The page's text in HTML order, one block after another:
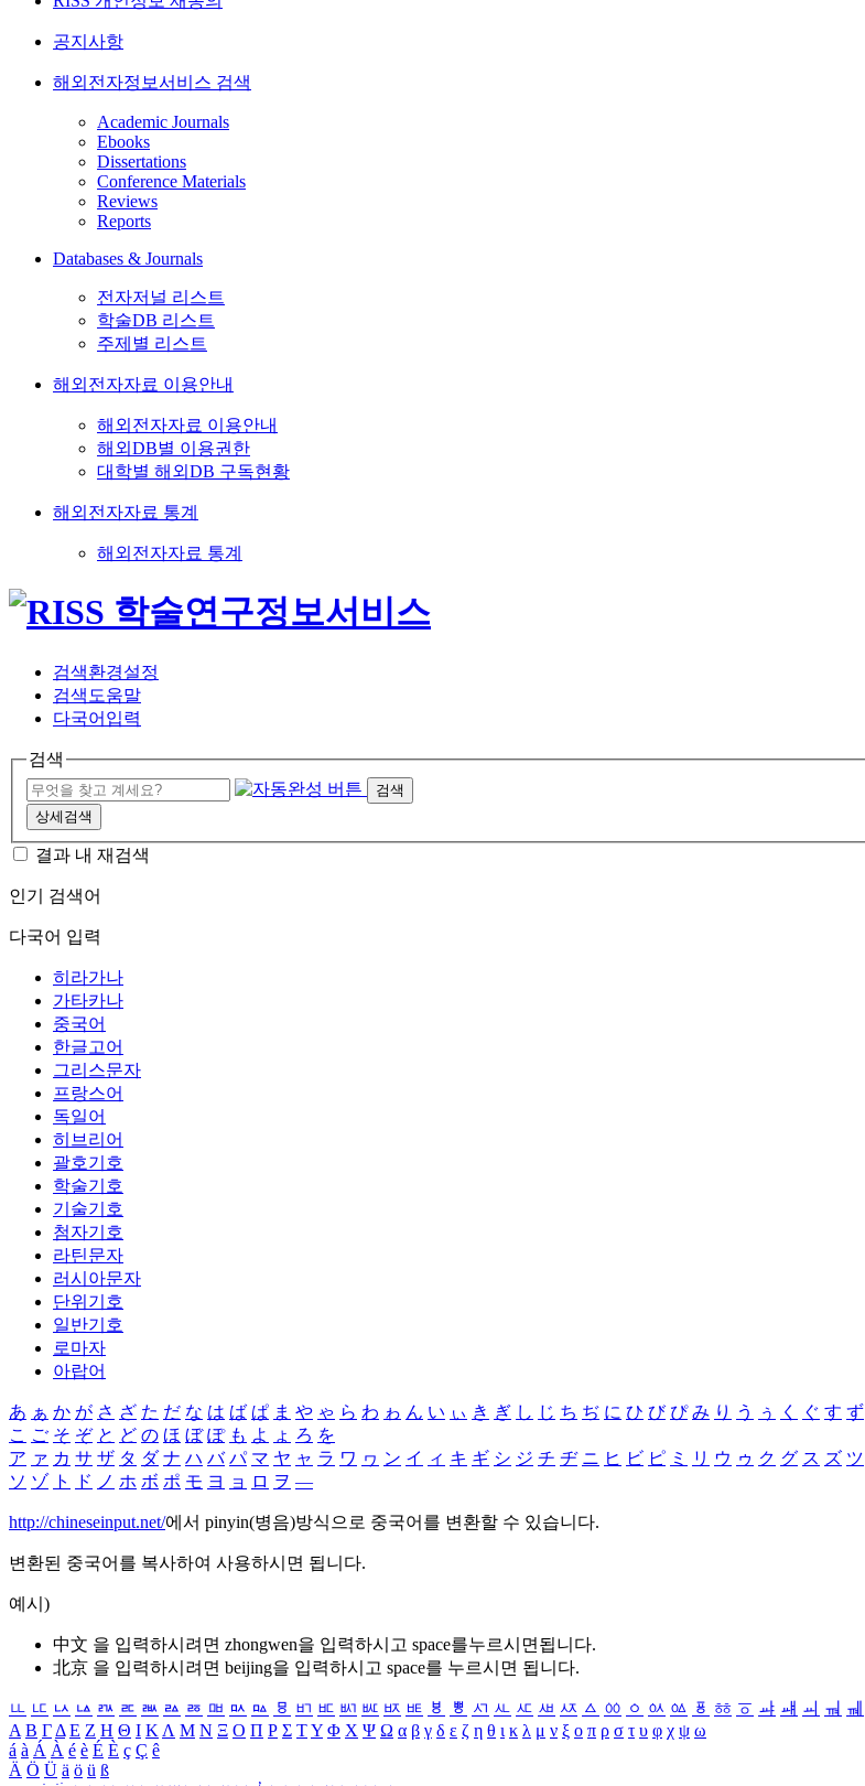
공지사항
해외전자정보서비스 검색
Academic Journals
Ebooks
Dissertations
Conference Materials
Reviews
Reports
Databases & Journals
전자저널 리스트
학술DB 리스트
주제별 리스트
해외전자자료 이용안내
해외전자자료 이용안내
해외DB별 이용권한
대학별 해외DB 구독현황
해외전자자료 통계
해외전자자료 통계
검색환경설정
검색도움말
다국어입력
검색
검색
상세검색
결과 내 재검색
인기 검색어
다국어 입력
히라가나
가타카나
중국어
한글고어
그리스문자
프랑스어
독일어
히브리어
괄호기호
학술기호
기술기호
첨자기호
라틴문자
러시아문자
단위기호
일반기호
로마자
아랍어
あ ぁ か が さ ざ た だ な は ば ぱ ま や ゃ ら わ ゎ ん い ぃ き ぎ し じ ち ぢ に ひ び ぴ み り う ぅ く ぐ す ず
こ ご そ ぞ と ど の ほ ぼ ぽ も よ ょ ろ を
ア ァ カ サ ザ タ ダ ナ ハ バ パ マ ヤ ャ ラ ワ ヮ ン イ ィ キ ギ シ ジ チ ヂ ニ ヒ ビ ピ ミ リ ウ ゥ ク グ ス ズ ツ
ソ ゾ ト ド ノ ホ ボ ポ モ ヨ ョ ロ ヲ ―
http://chineseinput.net/에서 pinyin(병음)방식으로 중국어를 변환할 수 있습니다.
변환된 중국어를 복사하여 사용하시면 됩니다.
예시)
中文 을 입력하시려면 zhongwen을 입력하시고 space를누르시면됩니다.
北京 을 입력하시려면 beijing을 입력하시고 space를 누르시면 됩니다.
ㅥ ㅦ ㅧ ㅨ ㅩ ㅪ ㅫ ㅬ ㅭ ㅮ ㅯ ㅰ ㅱ ㅲ ㅳ ㅴ ㅵ ㅶ ㅷ ㅸ ㅹ ㅺ ㅻ ㅼ ㅽ ㅾ ㅿ ㆀ ㆁ ㆂ ㆃ ㆄ ㆅ ㆆ ㆇ ㆈ ㆉ ㆊ ㆋ
Α Β ΓΔ Ε Ζ Η Θ Ι ΚΛ Μ Ν Ξ Ο Π Ρ Σ ΤΥ Φ Χ Ψ Ω α β γ δ ε ζ η θ ι κ λ μ ν ξ ο π ρ σ τ υ φ χ ψ ω
á à Á À é è É È ç Ç ê
Ä Ö Ü ä ö ü ß